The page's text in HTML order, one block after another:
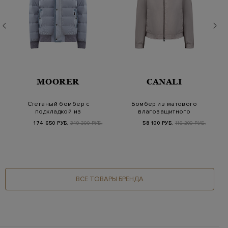
MOORER
Стеганый бомбер с
подкладкой из
гусиного пуха и
съемны…
174 650 РУБ. 349 300 РУБ.
CANALI
Бомбер из матового
влагозащитного
нейлона с кожаной
де…
58 100 РУБ. 116 200 РУБ.
ВСЕ ТОВАРЫ БРЕНДА